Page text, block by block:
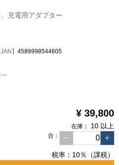
充電用アダプター
JAN】 4589998544605
ー
¥ 39,800
在庫： 10 以上
台 ：
税率：10％（課税）